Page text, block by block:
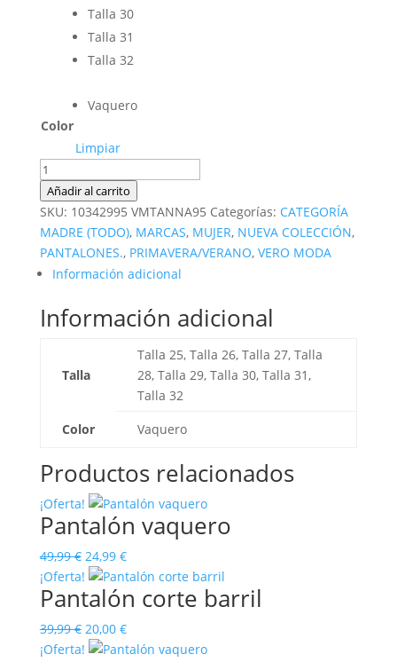
Talla 30
Talla 31
Talla 32
Color
Vaquero
Limpiar
Pantalón
vaquero
cantidad
Añadir al carrito
SKU: 10342995 VMTANNA95 Categorías: CATEGORÍA
MADRE (TODO), MARCAS, MUJER, NUEVA COLECCIÓN,
PANTALONES., PRIMAVERA/VERANO, VERO MODA
Información adicional
Información adicional
Talla
Talla 25, Talla 26, Talla 27, Talla
28, Talla 29, Talla 30, Talla 31,
Talla 32
Color
Vaquero
Productos relacionados
¡Oferta!
Pantalón vaquero
49,99€ El
precio
original
49,99 €.
24,99 €El
precio
actual
24,99 €.
¡Oferta!
Pantalón corte barril
39,99€ El
precio
20,00 €El
precio
¡Oferta!